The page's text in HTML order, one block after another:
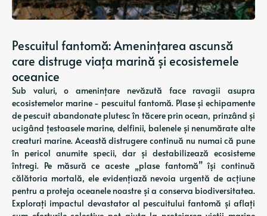
Pescuitul fantomă: Amenințarea ascunsă
care distruge viața marină și ecosistemele
oceanice
Sub valuri, o amenințare nevăzută face ravagii asupra
ecosistemelor marine - pescuitul fantomă. Plase și echipamente
de pescuit abandonate plutesc în tăcere prin ocean, prinzând și
ucigând țestoasele marine, delfinii, balenele și nenumărate alte
creaturi marine. Această distrugere continuă nu numai că pune
în pericol anumite specii, dar și destabilizează ecosisteme
întregi. Pe măsură ce aceste „plase fantomă” își continuă
călătoria mortală, ele evidențiază nevoia urgentă de acțiune
pentru a proteja oceanele noastre și a conserva biodiversitatea.
Explorați impactul devastator al pescuitului fantomă și aflați